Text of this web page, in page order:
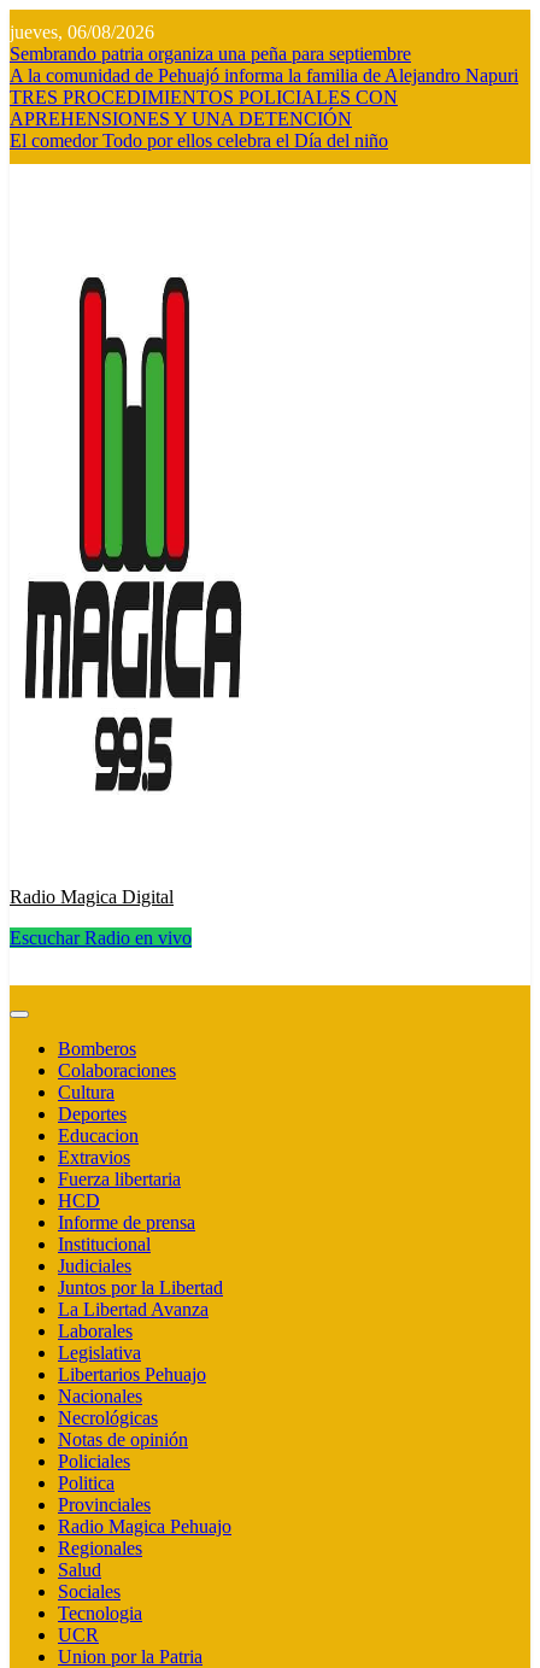
al
contenido
jueves, 06/08/2026
Sembrando patria organiza una peña para septiembre
A la comunidad de Pehuajó informa la familia de Alejandro Napuri
TRES PROCEDIMIENTOS POLICIALES CON
APREHENSIONES Y UNA DETENCIÓN
El comedor Todo por ellos celebra el Día del niño
Radio Magica Digital
Escuchar Radio en vivo
Bomberos
Colaboraciones
Cultura
Deportes
Educacion
Extravios
Fuerza libertaria
HCD
Informe de prensa
Institucional
Judiciales
Juntos por la Libertad
La Libertad Avanza
Laborales
Legislativa
Libertarios Pehuajo
Nacionales
Necrológicas
Notas de opinión
Policiales
Politica
Provinciales
Radio Magica Pehuajo
Regionales
Salud
Sociales
Tecnologia
UCR
Union por la Patria